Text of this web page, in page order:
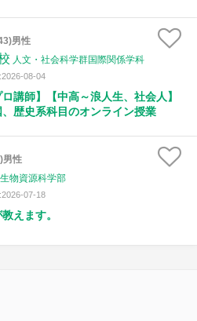
男性
人文・社会科学群国際関係学科
08-04
ロ講師】【中高～浪人生、社会人】
歴史系科目のオンライン授業
男性
生物資源科学部
07-18
えます。